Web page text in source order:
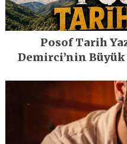
Posof Tarih
Demirci’nin Büyük